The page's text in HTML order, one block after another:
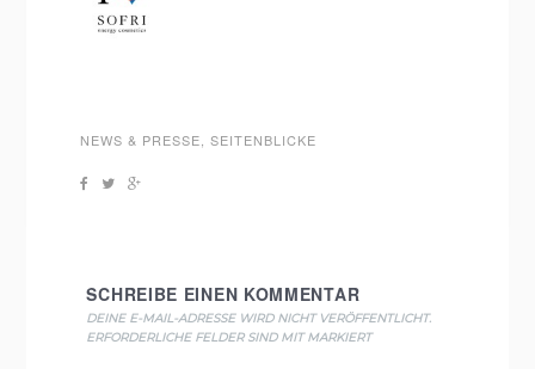
NEWS & PRESSE,SEITENBLICKE
SCHREIBE EINEN KOMMENTAR
DEINE E-MAIL-ADRESSE WIRD NICHT VERÖFFENTLICHT.
ERFORDERLICHE FELDER SIND MITMARKIERT